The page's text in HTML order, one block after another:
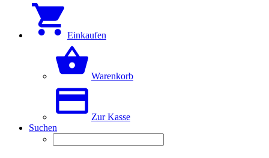
Einkaufen
Warenkorb
Zur Kasse
Suchen